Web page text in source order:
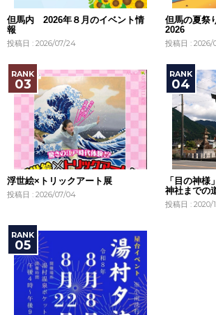
但馬内 2026年８月のイベント情
報
投稿日 : 2026/07/24
但馬の夏祭
2026
投稿日 : 2026/
浮世絵×トリックアート展
投稿日 : 2026/07/04
「目の神
神社までの
投稿日 : 2020/